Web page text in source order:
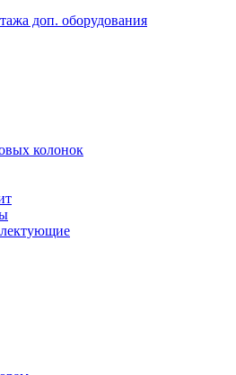
доп. оборудования
колонок